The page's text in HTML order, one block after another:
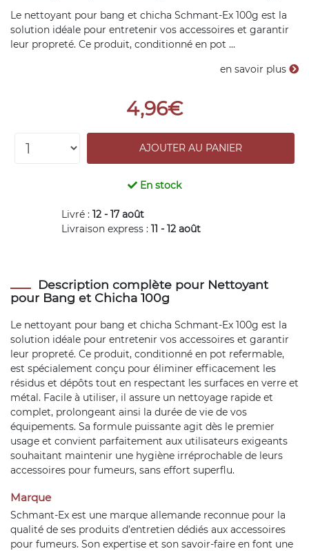
Le nettoyant pour bang et chicha Schmant-Ex 100g est la
solution idéale pour entretenir vos accessoires et garantir
leur propreté. Ce produit, conditionné en pot ...
en savoir plus
4,96€
En stock
Livré : 12 - 17 août
Livraison express : 11 - 12 août
Description complète pour Nettoyant
pour Bang et Chicha 100g
Le nettoyant pour bang et chicha Schmant-Ex 100g est la
solution idéale pour entretenir vos accessoires et garantir
leur propreté. Ce produit, conditionné en pot refermable,
est spécialement conçu pour éliminer efficacement les
résidus et dépôts tout en respectant les surfaces en verre et
métal. Facile à utiliser, il assure un nettoyage rapide et
complet, prolongeant ainsi la durée de vie de vos
équipements. Sa formule puissante agit dès le premier
usage et convient parfaitement aux utilisateurs exigeants
souhaitant maintenir une hygiène irréprochable de leurs
accessoires pour fumeurs, sans effort superflu.
Marque
Schmant-Ex est une marque allemande reconnue pour la
qualité de ses produits d’entretien dédiés aux accessoires
pour fumeurs. Son expertise et son savoir-faire en font une